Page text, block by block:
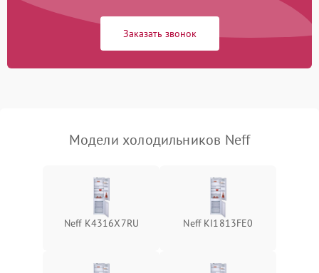
Сбой в работе инвертора
работе
2000 ₽ Подробнее →
Заказать звонок
Модели холодильников Neff
Neff K4316X7RU Neff KI1813FE0